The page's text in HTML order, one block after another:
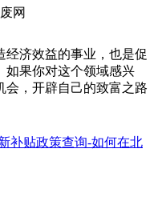
经济效益的事业，也是促
如果你对这个领域感兴
会，开辟自己的致富之路
补贴政策查询-如何在北